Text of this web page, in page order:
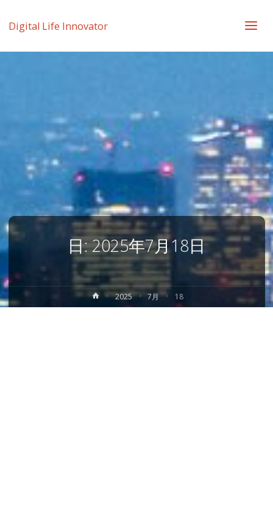
Digital Life Innovator
日:2025年7月18日
ホ
ー
2025 7月 18